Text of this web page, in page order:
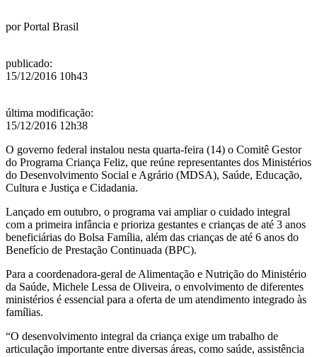
porPortal Brasil
publicado:
15/12/2016 10h43
última modificação:
15/12/2016 12h38
O governo federal instalou nesta quarta-feira (14) o Comitê Gestor
do Programa Criança Feliz, que reúne representantes dos Ministérios
do Desenvolvimento Social e Agrário (MDSA), Saúde, Educação,
Cultura e Justiça e Cidadania.
Lançado em outubro, o programa vai ampliar o cuidado integral
com a primeira infância e prioriza gestantes e crianças de até 3 anos
beneficiárias do Bolsa Família, além das crianças de até 6 anos do
Benefício de Prestação Continuada (BPC).
Para a coordenadora-geral de Alimentação e Nutrição do Ministério
da Saúde, Michele Lessa de Oliveira, o envolvimento de diferentes
ministérios é essencial para a oferta de um atendimento integrado às
famílias.
“O desenvolvimento integral da criança exige um trabalho de
articulação importante entre diversas áreas, como saúde, assistência